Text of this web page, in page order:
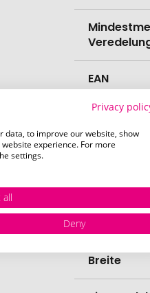
EAN
Farbe
Breite
Privacy
data, to improve our website, show
experience. For more
settings.
all
Deny